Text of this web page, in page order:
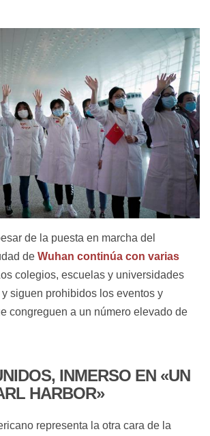
de la puesta en marcha del
de Wuhan continúa con varias
colegios, escuelas y universidades
siguen prohibidos los eventos y
congreguen a un número elevado de
INMERSO EN «UN
HARBOR»
representa la otra cara de la